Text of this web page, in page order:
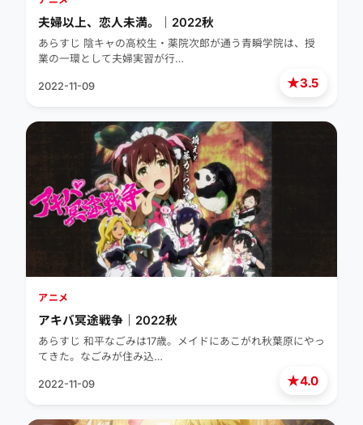
★3.5
夫婦以上、恋人未満。｜2022秋
あらすじ 陰キャの高校生・薬院次郎が通う青瞬学院は、授
業の一環として夫婦実習が行…
2022-11-09
★4.0
アニメ
アキバ冥途戦争｜2022秋
あらすじ 和平なごみは17歳。メイドにあこがれ秋葉原にやっ
てきた。なごみが住み込…
2022-11-09